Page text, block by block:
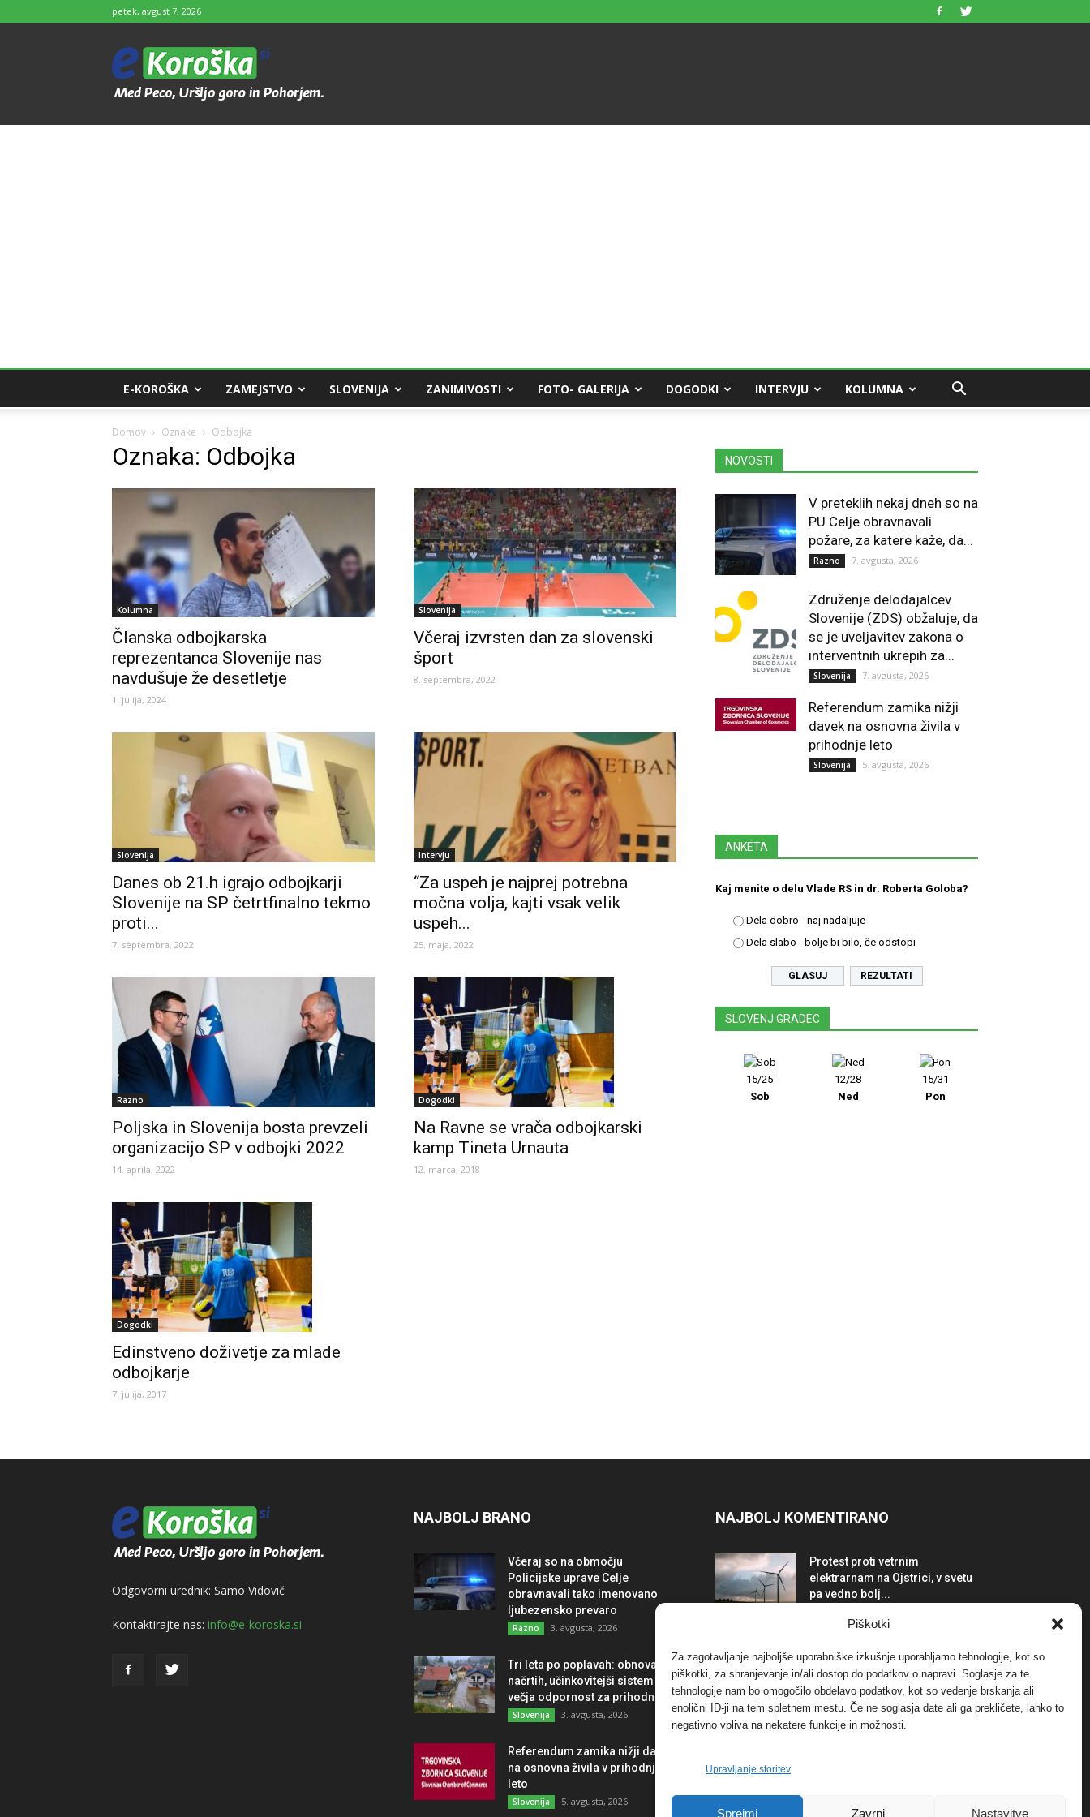
Piškotki
Za zagotavljanje najboljše uporabniške izkušnje uporabljamo tehnologije, kot so
piškotki, za shranjevanje in/ali dostop do podatkov o napravi. Soglasje za te
tehnologije nam bo omogočilo obdelavo podatkov, kot so vedenje brskanja ali
enolični ID-ji na tem spletnem mestu. Če ne soglasja date ali ga prekličete, lahko to
negativno vpliva na nekatere funkcije in možnosti.
Upravljanje storitev
Sprejmi Zavrni Nastavitve
petek, avgust 7, 2026
e-
Koroška
E-KOROŠKA ZAMEJSTVO SLOVENIJA ZANIMIVOSTI FOTO- GALERIJA DOGODKI INTERVJU KOLUMNA
Domov Oznake Odbojka
Oznaka: Odbojka
Kolumna
Članska odbojkarska
reprezentanca Slovenije nas
navdušuje že desetletje
1. julija, 2024
Slovenija
Včeraj izvrsten dan za slovenski
šport
8. septembra, 2022
Slovenija
Danes ob 21.h igrajo odbojkarji
Slovenije na SP četrtfinalno tekmo
proti...
7. septembra, 2022
Intervju
“Za uspeh je najprej potrebna
močna volja, kajti vsak velik
uspeh...
25. maja, 2022
Razno
Poljska in Slovenija bosta prevzeli
organizacijo SP v odbojki 2022
14. aprila, 2022
Dogodki
Na Ravne se vrača odbojkarski
kamp Tineta Urnauta
12. marca, 2018
Dogodki
Edinstveno doživetje za mlade
odbojkarje
7. julija, 2017
NOVOSTI
V preteklih nekaj dneh so na
PU Celje obravnavali
požare, za katere kaže, da...
Razno 7. avgusta, 2026
Združenje delodajalcev
Slovenije (ZDS) obžaluje, da
se je uveljavitev zakona o
interventnih ukrepih za...
Slovenija 7. avgusta, 2026
Referendum zamika nižji
davek na osnovna živila v
prihodnje leto
Slovenija 5. avgusta, 2026
ANKETA
Kaj menite o delu Vlade RS in dr. Roberta Goloba?
Dela dobro - naj nadaljuje
Dela slabo - bolje bi bilo, če odstopi
REZULTATI
SLOVENJ GRADEC
15/25
Sob
12/28
Ned
15/31
Pon
Odgovorni urednik: Samo Vidovič
Kontaktirajte nas: info@e-koroska.si
NAJBOLJ BRANO
Včeraj so na območju
Policijske uprave Celje
obravnavali tako imenovano
ljubezensko prevaro
Razno 3. avgusta, 2026
Tri leta po poplavah: obnova po
načrtih, učinkovitejši sistem in
večja odpornost za prihodnost
Slovenija 3. avgusta, 2026
Referendum zamika nižji davek
na osnovna živila v prihodnje
leto
Slovenija 5. avgusta, 2026
NAJBOLJ KOMENTIRANO
Protest proti vetrnim
elektrarnam na Ojstrici, v svetu
pa vedno bolj...
elektrarnam Verbund
Dogodki 29. januarja, 2018
FOTO: Razstava cvetličarskega